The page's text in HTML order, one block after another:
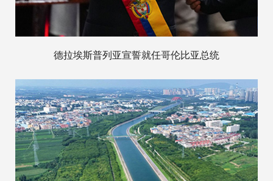
德拉埃斯普列亚宣誓就任哥伦比亚总统